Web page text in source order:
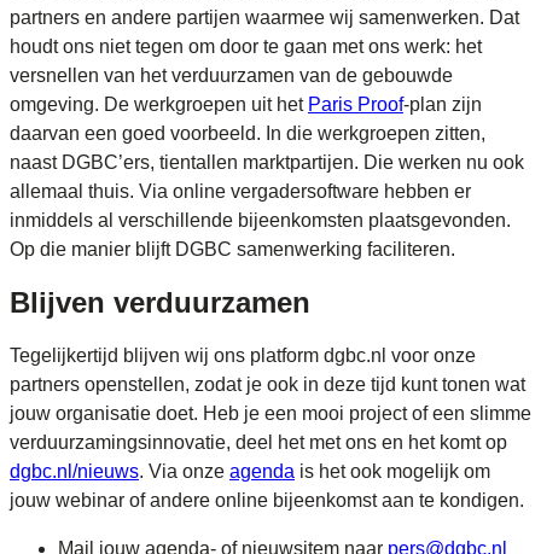
partners en andere partijen waarmee wij samenwerken. Dat
houdt ons niet tegen om door te gaan met ons werk: het
versnellen van het verduurzamen van de gebouwde
omgeving. De werkgroepen uit het Paris Proof-plan zijn
daarvan een goed voorbeeld. In die werkgroepen zitten,
naast DGBC’ers, tientallen marktpartijen. Die werken nu ook
allemaal thuis. Via online vergadersoftware hebben er
inmiddels al verschillende bijeenkomsten plaatsgevonden.
Op die manier blijft DGBC samenwerking faciliteren.
Blijven verduurzamen
Tegelijkertijd blijven wij ons platform dgbc.nl voor onze
partners openstellen, zodat je ook in deze tijd kunt tonen wat
jouw organisatie doet. Heb je een mooi project of een slimme
verduurzamingsinnovatie, deel het met ons en het komt op
dgbc.nl/nieuws. Via onze agenda is het ook mogelijk om
jouw webinar of andere online bijeenkomst aan te kondigen.
Mail jouw agenda- of nieuwsitem naar pers@dgbc.nl